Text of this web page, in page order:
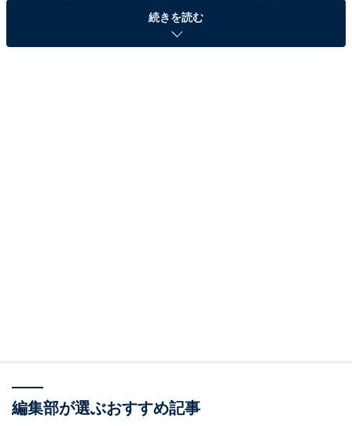
まさに青春の思い出とリンクするゲームとして、多くの
人の記憶に刻まれています。
ボリューム満点の内容が大きな話題となりました。時間
の概念や曜日イベントの導入など、リアルとのリンク感
続きを読む
編集部が選ぶおすすめ記事